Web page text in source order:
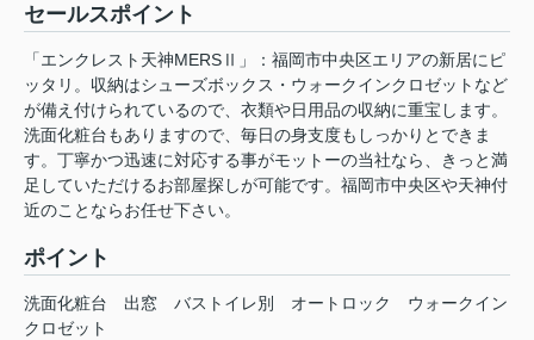
セールスポイント
「エンクレスト天神MERSⅡ」：福岡市中央区エリアの新居にピ
ッタリ。収納はシューズボックス・ウォークインクロゼットなど
が備え付けられているので、衣類や日用品の収納に重宝します。
洗面化粧台もありますので、毎日の身支度もしっかりとできま
す。丁寧かつ迅速に対応する事がモットーの当社なら、きっと満
足していただけるお部屋探しが可能です。福岡市中央区や天神付
近のことならお任せ下さい。
ポイント
洗面化粧台 出窓 バストイレ別 オートロック
ウォークイン
クロゼット